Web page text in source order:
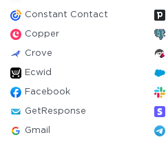
Constant Contact
Copper
Crove
Ecwid
Facebook
GetResponse
Gmail